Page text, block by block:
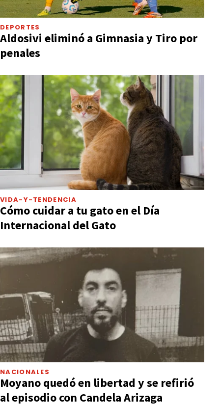
DEPORTES
Aldosivi eliminó a Gimnasia y Tiro por
penales
VIDA-Y-TENDENCIA
Cómo cuidar a tu gato en el Día
Internacional del Gato
NACIONALES
Moyano quedó en libertad y se refirió
al episodio con Candela Arizaga